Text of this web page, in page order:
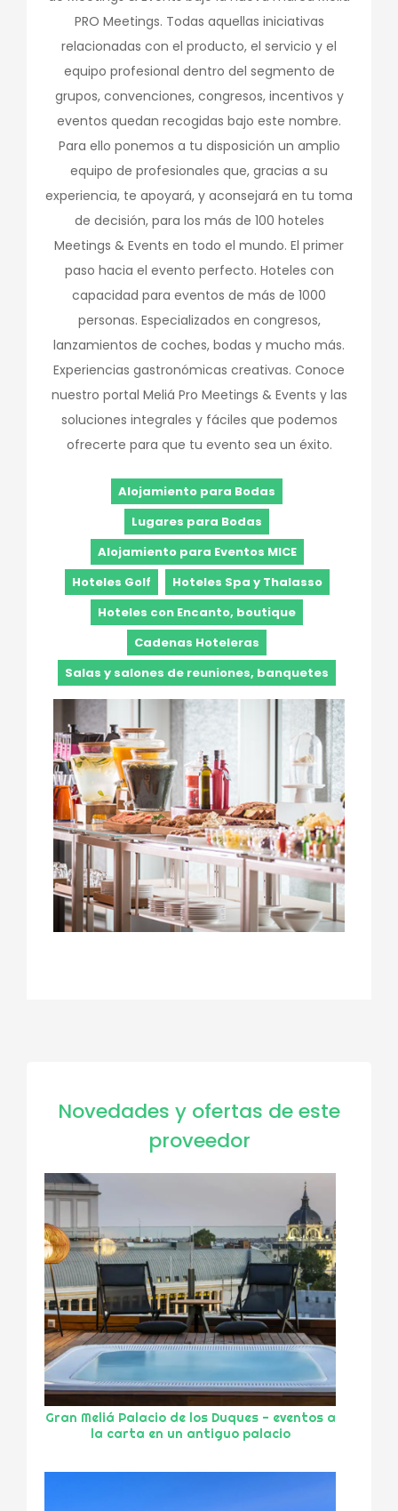
PRO Meetings. Todas aquellas iniciativas
relacionadas con el producto, el servicio y el
equipo profesional dentro del segmento de
grupos, convenciones, congresos, incentivos y
eventos quedan recogidas bajo este nombre.
Para ello ponemos a tu disposición un amplio
equipo de profesionales que, gracias a su
experiencia, te apoyará, y aconsejará en tu toma
de decisión, para los más de 100 hoteles
Meetings & Events en todo el mundo. El primer
paso hacia el evento perfecto. Hoteles con
capacidad para eventos de más de 1000
personas. Especializados en congresos,
lanzamientos de coches, bodas y mucho más.
Experiencias gastronómicas creativas. Conoce
nuestro portal Meliá Pro Meetings & Events y las
soluciones integrales y fáciles que podemos
ofrecerte para que tu evento sea un éxito.
Alojamiento para Bodas
Lugares para Bodas
Alojamiento para Eventos MICE
Hoteles Golf
Hoteles Spa y Thalasso
Hoteles con Encanto, boutique
Cadenas Hoteleras
Salas y salones de reuniones, banquetes
Novedades y ofertas de este
proveedor
Gran Meliá Palacio de los Duques - eventos a
la carta en un antiguo palacio